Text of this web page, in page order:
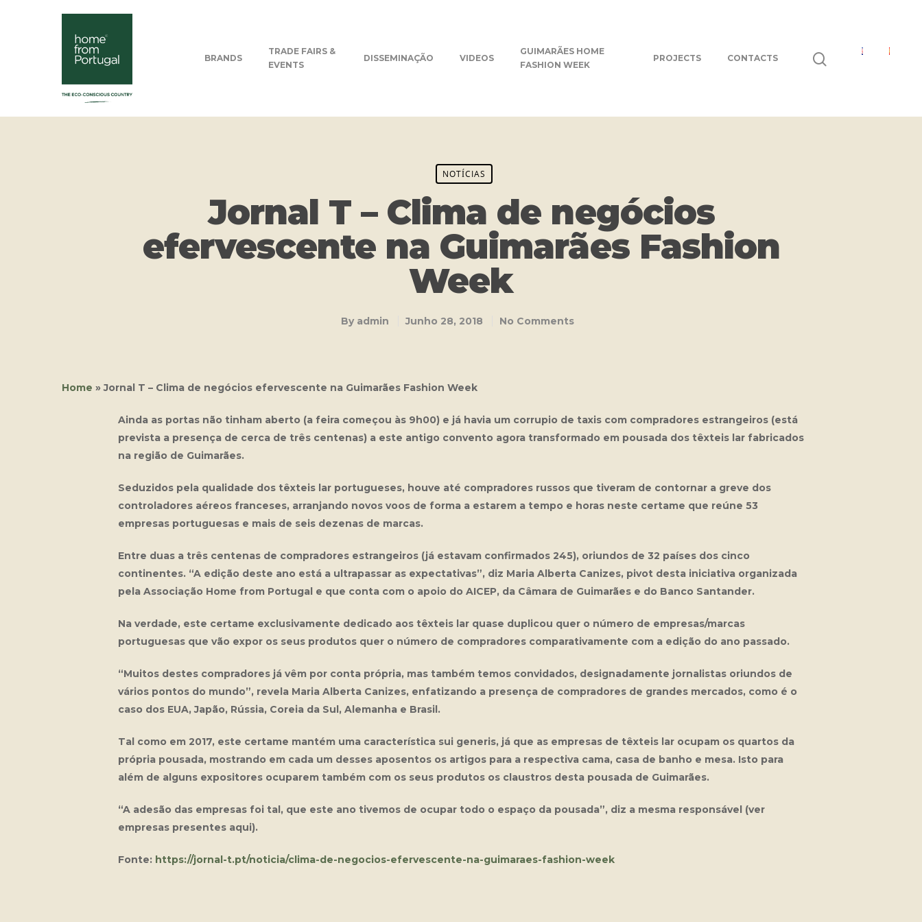
Hit enter to search or ESC to close
BRANDS
TRADE FAIRS &
EVENTS
DISSEMINAÇÃO VIDEOS
GUIMARÃES HOME
FASHION WEEK
PROJECTS CONTACTS
NOTÍCIAS
Jornal T – Clima de negócios
efervescente na Guimarães Fashion
Week
By admin Junho 28, 2018 No Comments
Home »Jornal T – Clima de negócios efervescente na Guimarães Fashion Week
Ainda as portas não tinham aberto (a feira começou às 9h00) e já havia um corrupio de taxis com compradores estrangeiros (está
prevista a presença de cerca de três centenas) a este antigo convento agora transformado em pousada dos têxteis lar fabricados
na região de Guimarães.
Seduzidos pela qualidade dos têxteis lar portugueses, houve até compradores russos que tiveram de contornar a greve dos
controladores aéreos franceses, arranjando novos voos de forma a estarem a tempo e horas neste certame que reúne 53
empresas portuguesas e mais de seis dezenas de marcas.
Entre duas a três centenas de compradores estrangeiros (já estavam confirmados 245), oriundos de 32 países dos cinco
continentes. “A edição deste ano está a ultrapassar as expectativas”, diz Maria Alberta Canizes, pivot desta iniciativa organizada
pela Associação Home from Portugal e que conta com o apoio do AICEP, da Câmara de Guimarães e do Banco Santander.
Na verdade, este certame exclusivamente dedicado aos têxteis lar quase duplicou quer o número de empresas/marcas
portuguesas que vão expor os seus produtos quer o número de compradores comparativamente com a edição do ano passado.
“Muitos destes compradores já vêm por conta própria, mas também temos convidados, designadamente jornalistas oriundos de
vários pontos do mundo”, revela Maria Alberta Canizes, enfatizando a presença de compradores de grandes mercados, como é o
caso dos EUA, Japão, Rússia, Coreia da Sul, Alemanha e Brasil.
Tal como em 2017, este certame mantém uma característica sui generis, já que as empresas de têxteis lar ocupam os quartos da
própria pousada, mostrando em cada um desses aposentos os artigos para a respectiva cama, casa de banho e mesa. Isto para
além de alguns expositores ocuparem também com os seus produtos os claustros desta pousada de Guimarães.
“A adesão das empresas foi tal, que este ano tivemos de ocupar todo o espaço da pousada”, diz a mesma responsável (ver
empresas presentes aqui).
Fonte: https://jornal-t.pt/noticia/clima-de-negocios-efervescente-na-guimaraes-fashion-week